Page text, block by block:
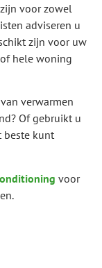
voor zowel
adviseren u
zijn voor uw
hele woning
verwarmen
Of gebruikt u
beste kunt
voor